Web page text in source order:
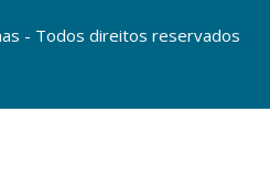
- Todos direitos reservados